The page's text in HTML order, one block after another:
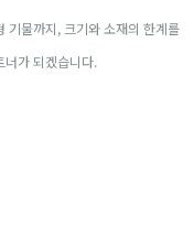
기물까지, 크기와 소재의 한계를
너가 되겠습니다.